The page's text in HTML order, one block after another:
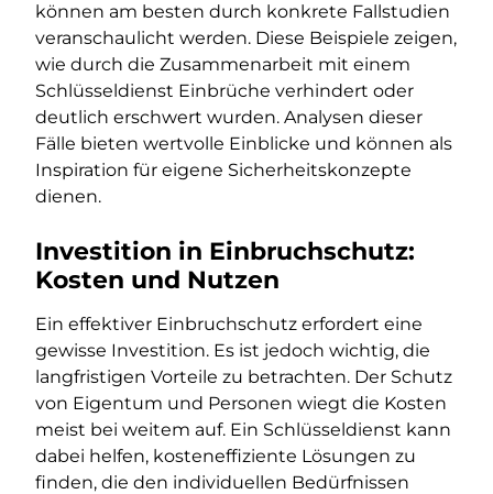
können am besten durch konkrete Fallstudien
veranschaulicht werden. Diese Beispiele zeigen,
wie durch die Zusammenarbeit mit einem
Schlüsseldienst Einbrüche verhindert oder
deutlich erschwert wurden. Analysen dieser
Fälle bieten wertvolle Einblicke und können als
Inspiration für eigene Sicherheitskonzepte
dienen.
Investition in Einbruchschutz:
Kosten und Nutzen
Ein effektiver Einbruchschutz erfordert eine
gewisse Investition. Es ist jedoch wichtig, die
langfristigen Vorteile zu betrachten. Der Schutz
von Eigentum und Personen wiegt die Kosten
meist bei weitem auf. Ein Schlüsseldienst kann
dabei helfen, kosteneffiziente Lösungen zu
finden, die den individuellen Bedürfnissen